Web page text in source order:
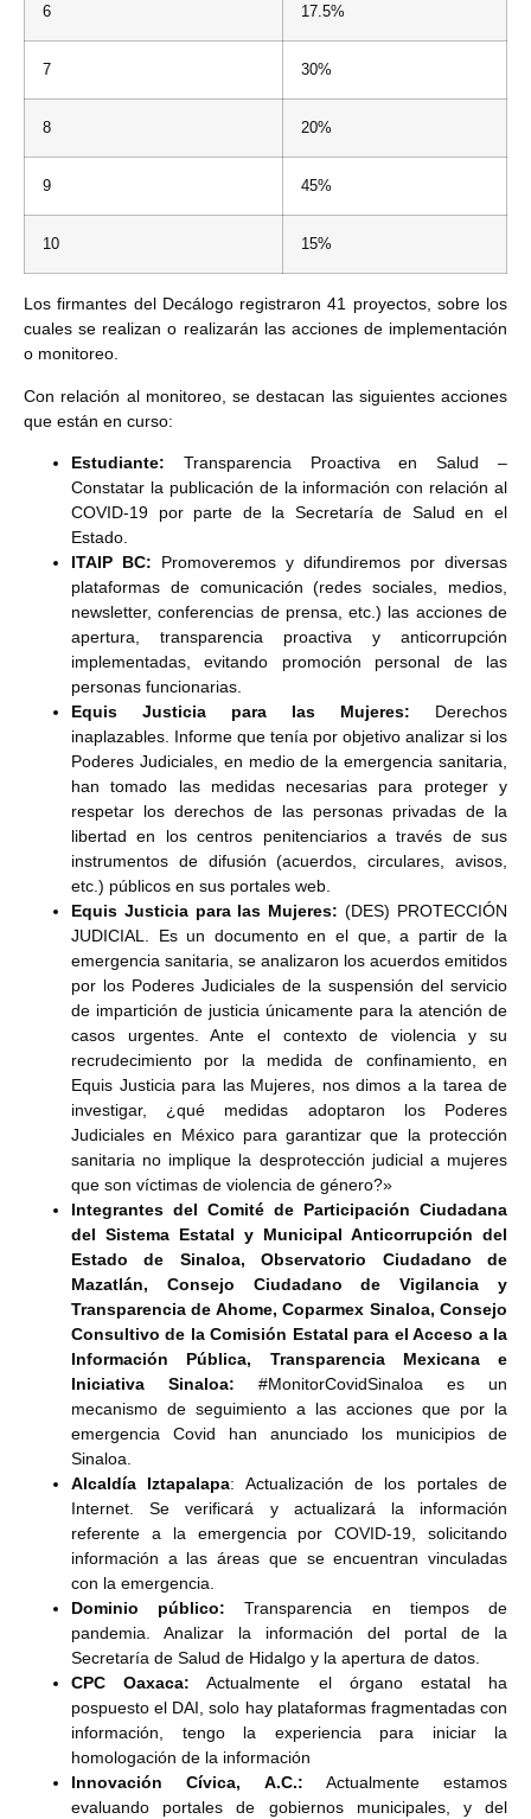
6 17.5%
7 30%
8 20%
9 45%
10 15%
Los firmantes del Decálogo registraron 41 proyectos, sobre los
cuales se realizan o realizarán las acciones de implementación
o monitoreo.
Con relación al monitoreo, se destacan las siguientes acciones
que están en curso:
Estudiante: Transparencia Proactiva en Salud –
Constatar la publicación de la información con relación al
COVID-19 por parte de la Secretaría de Salud en el
Estado.
ITAIP BC: Promoveremos y difundiremos por diversas
plataformas de comunicación (redes sociales, medios,
newsletter, conferencias de prensa, etc.) las acciones de
apertura, transparencia proactiva y anticorrupción
implementadas, evitando promoción personal de las
personas funcionarias.
Equis Justicia para las Mujeres: Derechos
inaplazables. Informe que tenía por objetivo analizar si los
Poderes Judiciales, en medio de la emergencia sanitaria,
han tomado las medidas necesarias para proteger y
respetar los derechos de las personas privadas de la
libertad en los centros penitenciarios a través de sus
instrumentos de difusión (acuerdos, circulares, avisos,
etc.) públicos en sus portales web.
Equis Justicia para las Mujeres:(DES) PROTECCIÓN
JUDICIAL. Es un documento en el que, a partir de la
emergencia sanitaria, se analizaron los acuerdos emitidos
por los Poderes Judiciales de la suspensión del servicio
de impartición de justicia únicamente para la atención de
casos urgentes. Ante el contexto de violencia y su
recrudecimiento por la medida de confinamiento, en
Equis Justicia para las Mujeres, nos dimos a la tarea de
investigar, ¿qué medidas adoptaron los Poderes
Judiciales en México para garantizar que la protección
sanitaria no implique la desprotección judicial a mujeres
que son víctimas de violencia de género?»
Integrantes del Comité de Participación Ciudadana
del Sistema Estatal y Municipal Anticorrupción del
Estado de Sinaloa, Observatorio Ciudadano de
Mazatlán, Consejo Ciudadano de Vigilancia y
Transparencia de Ahome, Coparmex Sinaloa, Consejo
Consultivo de la Comisión Estatal para el Acceso a la
Información Pública, Transparencia Mexicana e
Iniciativa Sinaloa: #MonitorCovidSinaloa es un
mecanismo de seguimiento a las acciones que por la
emergencia Covid han anunciado los municipios de
Sinaloa.
Alcaldía Iztapalapa: Actualización de los portales de
Internet. Se verificará y actualizará la información
referente a la emergencia por COVID-19, solicitando
información a las áreas que se encuentran vinculadas
con la emergencia.
Dominio público:Transparencia en tiempos de
pandemia. Analizar la información del portal de la
Secretaría de Salud de Hidalgo y la apertura de datos.
CPC Oaxaca: Actualmente el órgano estatal ha
pospuesto el DAI, solo hay plataformas fragmentadas con
información, tengo la experiencia para iniciar la
homologación de la información
Innovación Cívica, A.C.: Actualmente estamos
evaluando portales de gobiernos municipales, y del